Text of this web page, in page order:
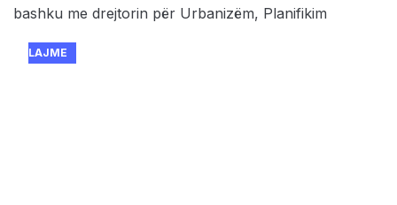
bashku me drejtorin për Urbanizëm, Planifikim
LAJME